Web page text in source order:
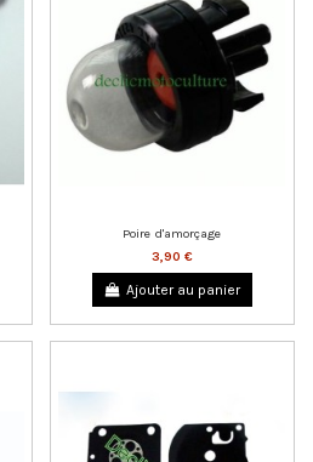
Poire d'amorçage
3,90 €
Ajouter au panier